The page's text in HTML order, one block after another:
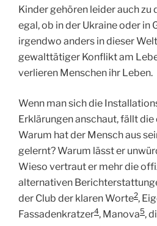
Kinder gehören leider auch zu
egal, ob in der Ukraine oder in
irgendwo anders in dieser
gewalttätiger Konflikt am
verlieren Menschen ihr Leben.
Wenn man sich die
Erklärungen anschaut, fällt
Warum hat der Mensch aus
gelernt? Warum lässt er
Wieso vertraut er mehr die
alternativen
der Club der klaren Worte2,
Fassadenkratzer4, Manova5,